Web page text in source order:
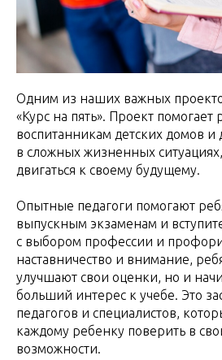
Одним из наших важных
«Курс на пять». Проект помогает
воспитанникам детских домов и
в сложных жизненных
двигаться к своему будущему.
Опытные педагоги помогают
выпускным экзаменам и
с выбором профессии и
наставничество и внимание,
улучшают свои оценки, но и
больший интерес к учебе. Это
педагогов и специалистов,
каждому ребенку поверить в
возможности.